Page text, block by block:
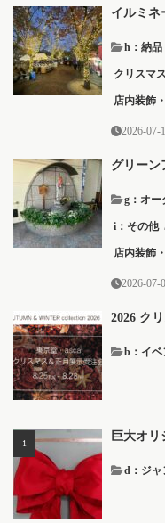
イルミネ
h：納品
クリスマ
店内装飾
2026-07-
グリーン
g：オー
i：その他
店内装飾
2026-07-
2026 ク
b：イベ
巨大オリ
d：ジャ